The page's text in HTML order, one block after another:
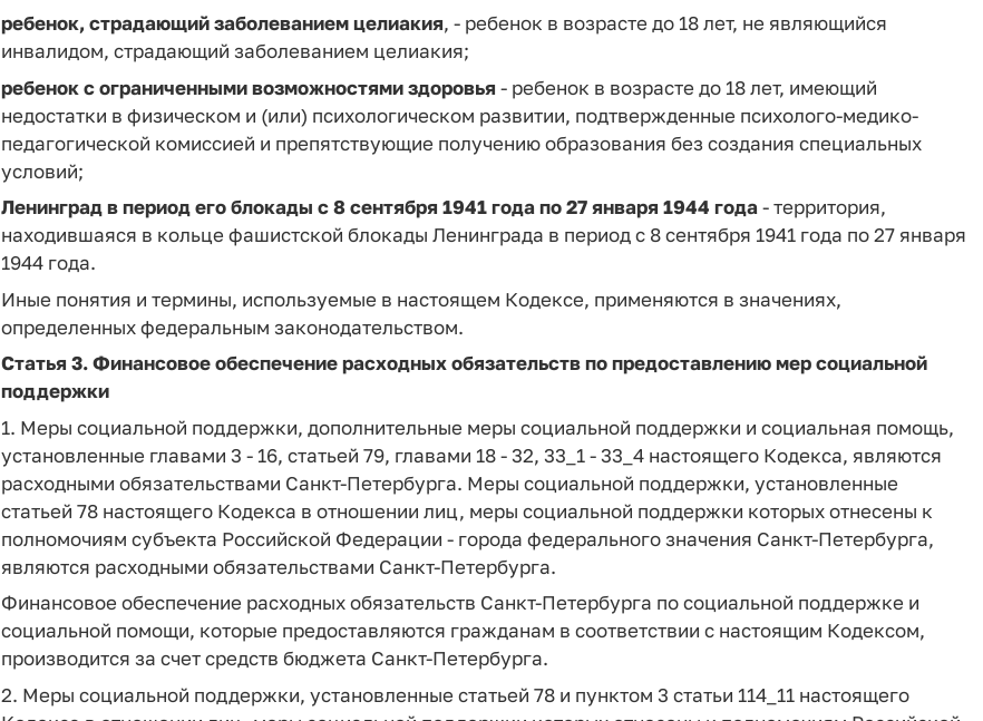
ребенок, страдающий заболеванием целиакия, - ребенок в возрасте до 18 лет, не являющийся
инвалидом, страдающий заболеванием целиакия;
ребенок с ограниченными возможностями здоровья - ребенок в возрасте до 18 лет, имеющий
недостатки в физическом и (или) психологическом развитии, подтвержденные психолого-медико-
педагогической комиссией и препятствующие получению образования без создания специальных
условий;
Ленинград в период его блокады с 8 сентября 1941 года по 27 января 1944 года - территория,
находившаяся в кольце фашистской блокады Ленинграда в период с 8 сентября 1941 года по 27 января
1944 года.
Иные понятия и термины, используемые в настоящем Кодексе, применяются в значениях,
определенных федеральным законодательством.
Статья 3. Финансовое обеспечение расходных обязательств по предоставлению мер социальной
поддержки
1. Меры социальной поддержки, дополнительные меры социальной поддержки и социальная помощь,
установленные главами 3 - 16, статьей 79, главами 18 - 32, 33_1 - 33_4 настоящего Кодекса, являются
расходными обязательствами Санкт-Петербурга. Меры социальной поддержки, установленные
статьей 78 настоящего Кодекса в отношении лиц, меры социальной поддержки которых отнесены к
полномочиям субъекта Российской Федерации - города федерального значения Санкт-Петербурга,
являются расходными обязательствами Санкт-Петербурга.
Финансовое обеспечение расходных обязательств Санкт-Петербурга по социальной поддержке и
социальной помощи, которые предоставляются гражданам в соответствии с настоящим Кодексом,
производится за счет средств бюджета Санкт-Петербурга.
2. Меры социальной поддержки, установленные статьей 78 и пунктом 3 статьи 114_11 настоящего